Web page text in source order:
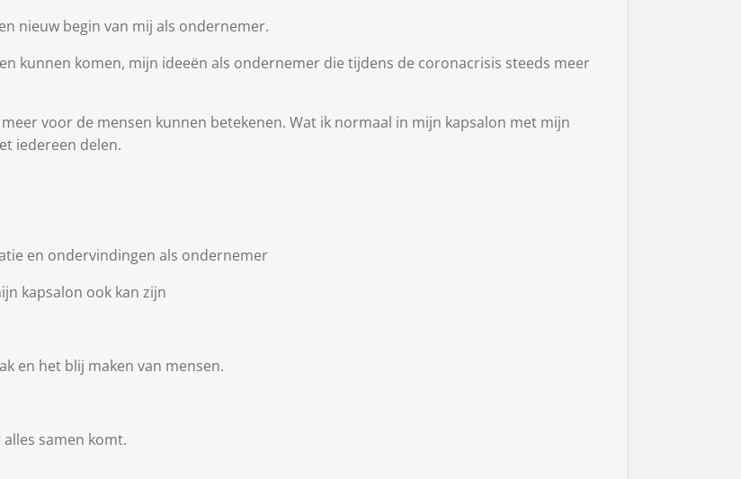
nieuw begin van mij als ondernemer.
kunnen komen, mijn ideeën als ondernemer die tijdens de coronacrisis steeds meer
voor de mensen kunnen betekenen. Wat ik normaal in mijn kapsalon met mijn
iedereen delen.
en ondervindingen als ondernemer
kapsalon ook kan zijn
en het blij maken van mensen.
alles samen komt.